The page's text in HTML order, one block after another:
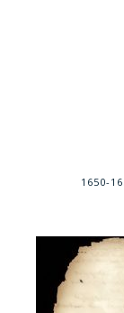
1650-